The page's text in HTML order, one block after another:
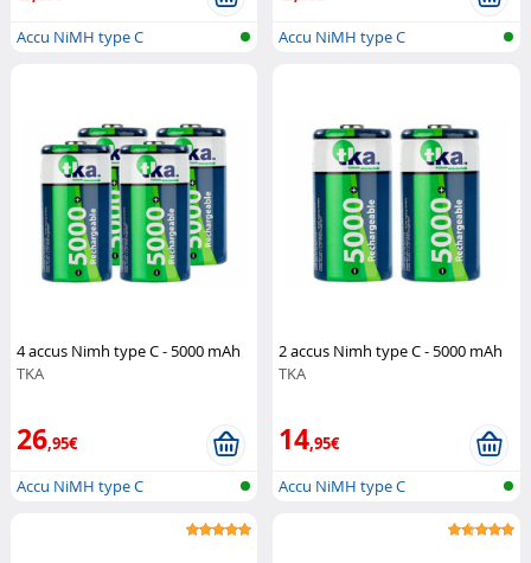
Accu NiMH type C Accu NiMH type C
4 accus Nimh type C - 5000 mAh
TKA
26,95€
Accu NiMH type C
2 accus Nimh type C - 5000 mAh
TKA
14,95€
Accu NiMH type C